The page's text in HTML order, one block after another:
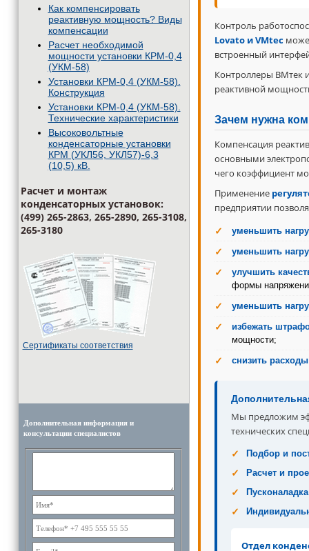
Как компенсировать
реактивную мощность? Виды
компенсации
Расчет необходимой
мощности установки КРМ-0,4
(УКМ-58)
Установки КРМ-0,4 (УКМ-58).
Конструкция
Установки КРМ-0,4 (УКМ-58).
Технические характеристики
Высоковольтные
конденсаторные установки
КРМ (УКЛ56, УКЛ57)-6,3
(10,5) кВ.
Расчет и монтаж
конденсаторных установок:
(499) 265-2863, 265-2890, 265-3108,
265-3180
Cертификаты соответствия
Дополнительная информация и
консультации специалистов
Контроль
Lovato и VMtec
встроенный
Контроллеры ВМтек
реактивной
Зачем нужна
Компенсация
основными
чего коэффициент
Применение
предприятии
уменьшить
уменьшить
улучшить
формы
уменьшить
избежать
мощности;
снизить расходы
Мы предложим
технических
Подбор и
Расчет и
Отдел